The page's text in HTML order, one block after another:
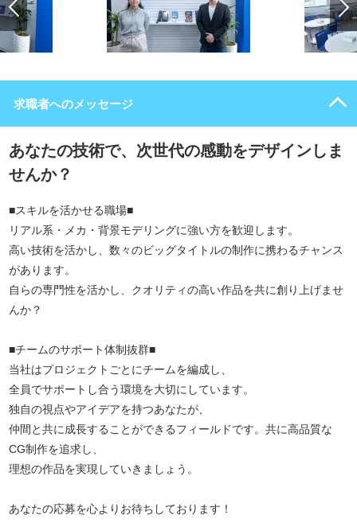
求職者へのメッセージ
あなたの技術で、次世代の感動をデザインしま
せんか？
■スキルを活かせる職場■
リアル系・メカ・背景モデリングに強い方を歓迎します。
高い技術を活かし、数々のビッグタイトルの制作に携わるチャンス
があります。
自らの専門性を活かし、クオリティの高い作品を共に創り上げませ
んか？
■チームのサポート体制抜群■
当社はプロジェクトごとにチームを編成し、
全員でサポートし合う環境を大切にしています。
独自の視点やアイデアを持つあなたが、
仲間と共に成長することができるフィールドです。共に高品質な
CG制作を追求し、
理想の作品を実現していきましょう。
あなたの応募を心よりお待ちしております！